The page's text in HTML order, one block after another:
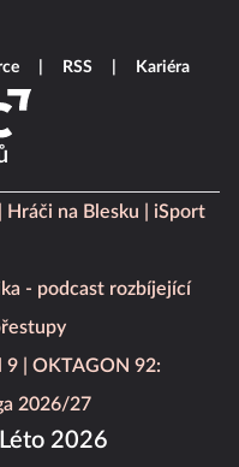
Hráči na Blesku
iSport
- podcast rozbíjející
9
OKTAGON 92:
2026/27
Léto 2026
RSS Kariéra